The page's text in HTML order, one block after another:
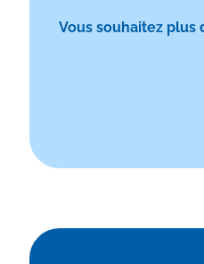
Vous souhaitez plus